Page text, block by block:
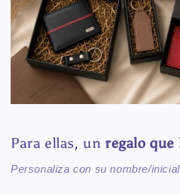
Para ellas, un regalo que
Personaliza con su nombre/